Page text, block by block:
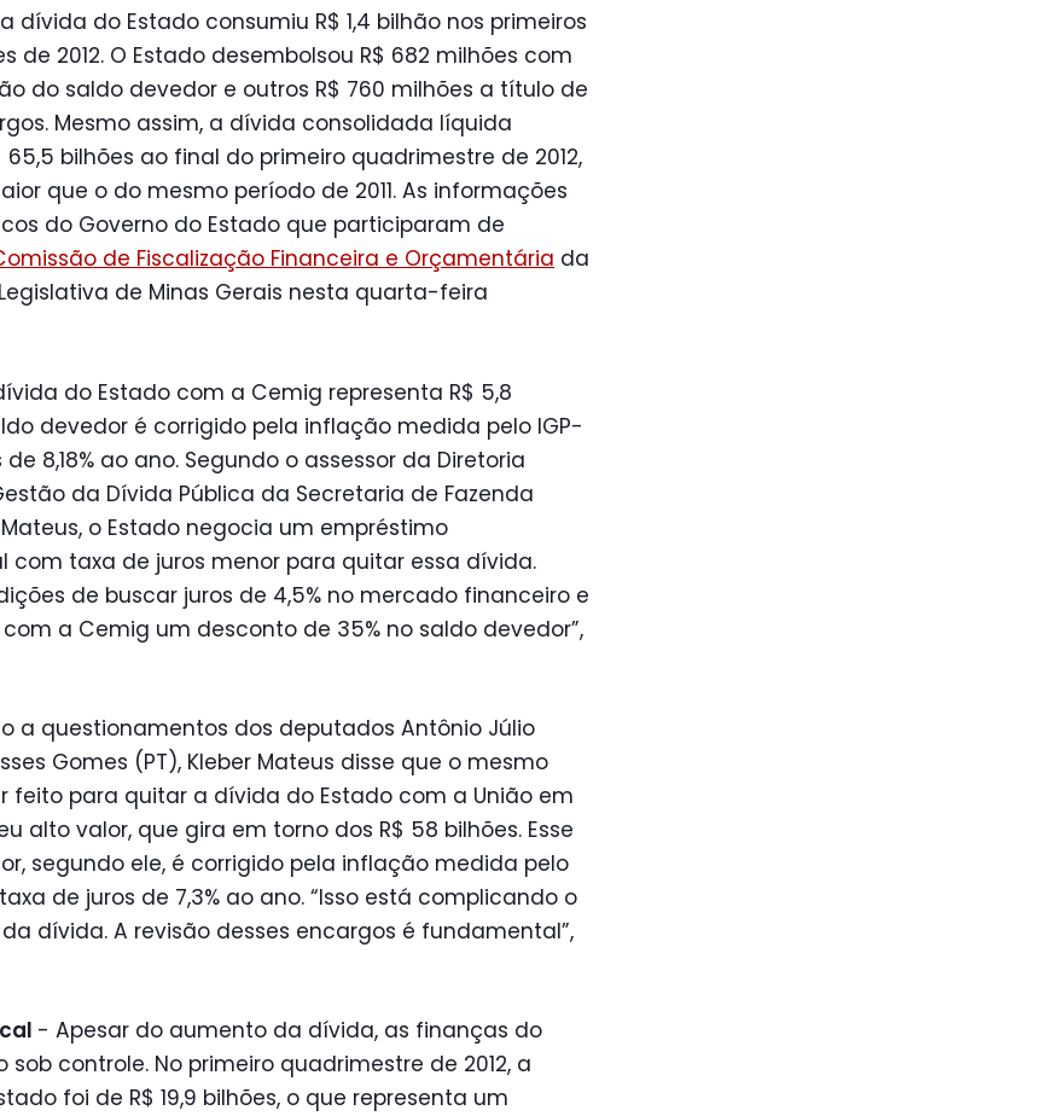
dívida do Estado consumiu R$ 1,4 bilhão nos primeiros
de 2012. O Estado desembolsou R$ 682 milhões com
do saldo devedor e outros R$ 760 milhões a título de
Mesmo assim, a dívida consolidada líquida
65,5 bilhões ao final do primeiro quadrimestre de 2012,
que o do mesmo período de 2011. As informações
do Governo do Estado que participaram de
de Fiscalização Financeira e Orçamentária da
de Minas Gerais nesta quarta-feira
do Estado com a Cemig representa R$ 5,8
devedor é corrigido pela inflação medida pelo IGP-
de 8,18% ao ano. Segundo o assessor da Diretoria
da Dívida Pública da Secretaria de Fazenda
Mateus, o Estado negocia um empréstimo
com taxa de juros menor para quitar essa dívida.
de buscar juros de 4,5% no mercado financeiro e
a Cemig um desconto de 35% no saldo devedor”,
a questionamentos dos deputados Antônio Júlio
Gomes (PT), Kleber Mateus disse que o mesmo
feito para quitar a dívida do Estado com a União em
alto valor, que gira em torno dos R$ 58 bilhões. Esse
segundo ele, é corrigido pela inflação medida pelo
de juros de 7,3% ao ano. “Isso está complicando o
dívida. A revisão desses encargos é fundamental”,
- Apesar do aumento da dívida, as finanças do
sob controle. No primeiro quadrimestre de 2012, a
foi de R$ 19,9 bilhões, o que representa um